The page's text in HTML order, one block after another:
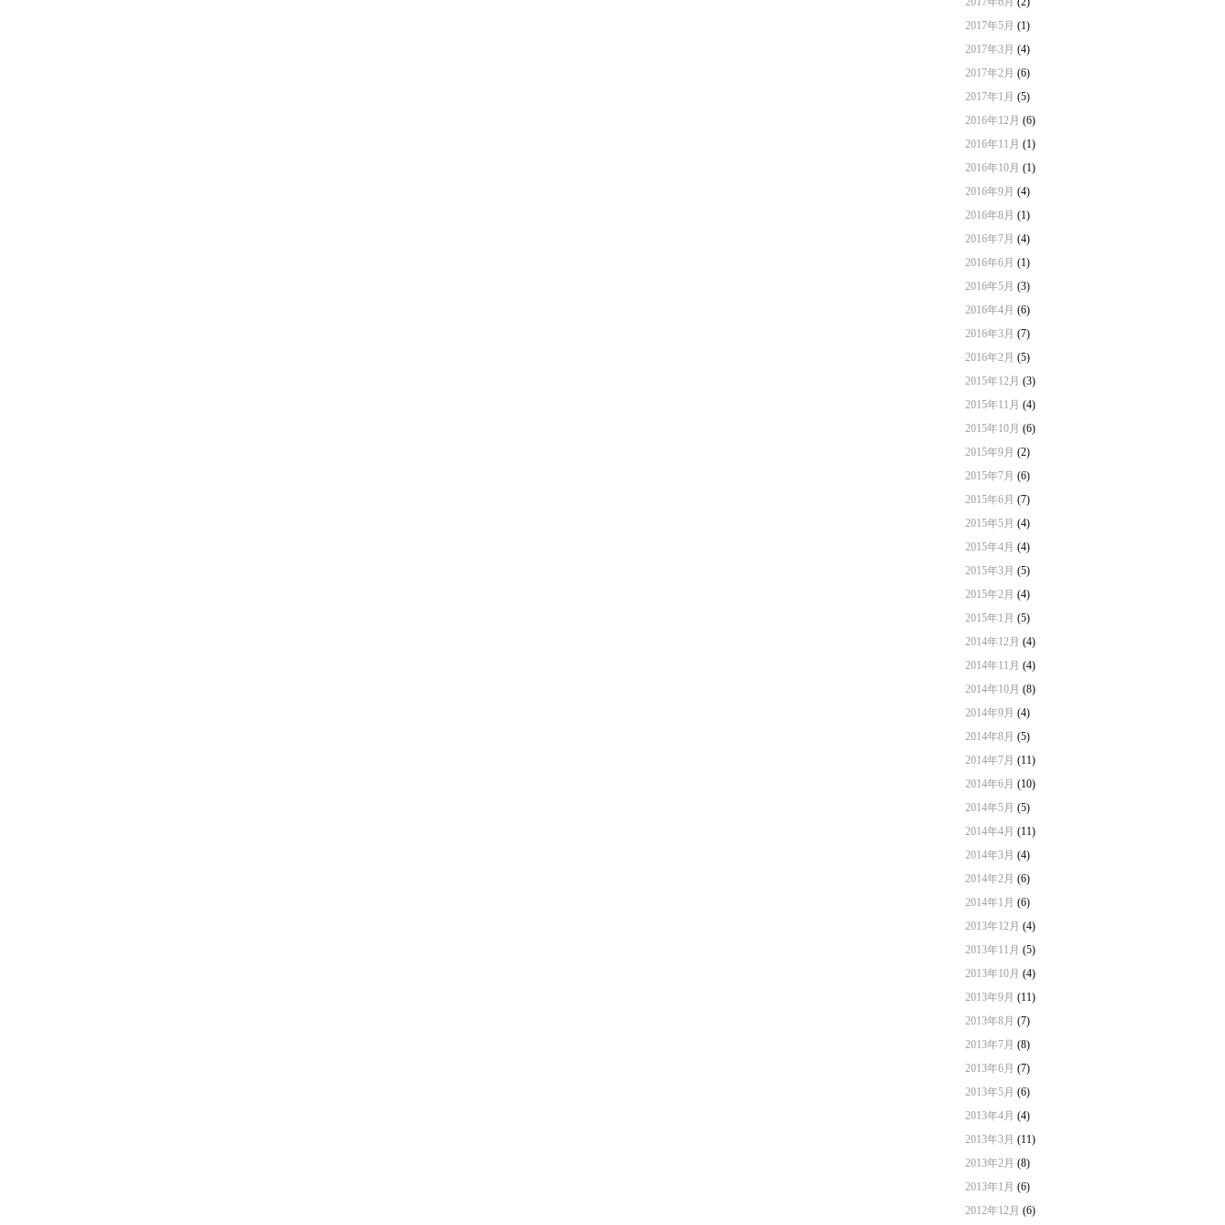
2017年5月 (1)
2017年3月 (4)
2017年2月 (6)
2017年1月 (5)
2016年12月 (6)
2016年11月 (1)
2016年10月 (1)
2016年9月 (4)
2016年8月 (1)
2016年7月 (4)
2016年6月 (1)
2016年5月 (3)
2016年4月 (6)
2016年3月 (7)
2016年2月 (5)
2015年12月 (3)
2015年11月 (4)
2015年10月 (6)
2015年9月 (2)
2015年7月 (6)
2015年6月 (7)
2015年5月 (4)
2015年4月 (4)
2015年3月 (5)
2015年2月 (4)
2015年1月 (5)
2014年12月 (4)
2014年11月 (4)
2014年10月 (8)
2014年9月 (4)
2014年8月 (5)
2014年7月 (11)
2014年6月 (10)
2014年5月 (5)
2014年4月 (11)
2014年3月 (4)
2014年2月 (6)
2014年1月 (6)
2013年12月 (4)
2013年11月 (5)
2013年10月 (4)
2013年9月 (11)
2013年8月 (7)
2013年7月 (8)
2013年6月 (7)
2013年5月 (6)
2013年4月 (4)
2013年3月 (11)
2013年2月 (8)
2013年1月 (6)
2012年12月 (6)